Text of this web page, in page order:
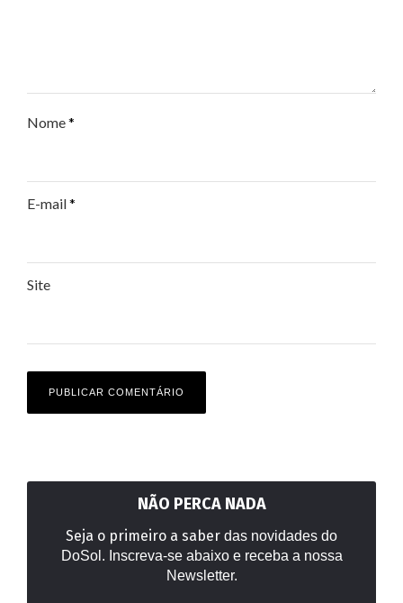
Nome*
E-mail*
Site
NÃO PERCA NADA
Seja o primeiro a saber das novidades do
DoSol. Inscreva-se abaixo e receba a nossa
Newsletter.